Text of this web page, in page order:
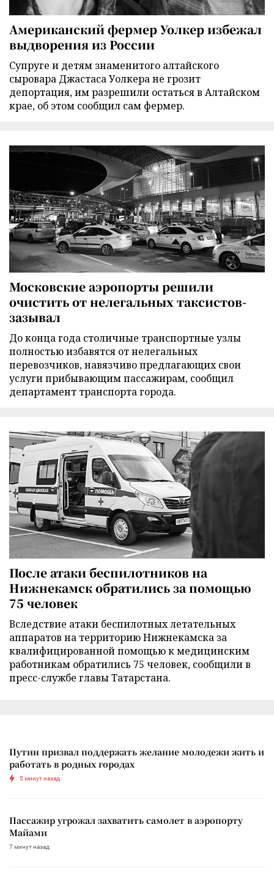
Американский фермер Уолкер избежал
выдворения из России
Супруге и детям знаменитого алтайского
сыровара Джастаса Уолкера не грозит
депортация, им разрешили остаться в Алтайском
крае, об этом сообщил сам фермер.
Московские аэропорты решили
очистить от нелегальных таксистов-
зазывал
До конца года столичные транспортные узлы
полностью избавятся от нелегальных
перевозчиков, навязчиво предлагающих свои
услуги прибывающим пассажирам, сообщил
департамент транспорта города.
После атаки беспилотников на
Нижнекамск обратились за помощью
75 человек
Вследствие атаки беспилотных летательных
аппаратов на территорию Нижнекамска за
квалифицированной помощью к медицинским
работникам обратились 75 человек, сообщили в
пресс-службе главы Татарстана.
Путин призвал поддержать желание молодежи жить и
работать в родных городах
5 минут назад
Пассажир угрожал захватить самолет в аэропорту
Майами
7 минут назад